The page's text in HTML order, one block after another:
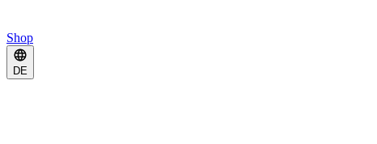
Shop
DE